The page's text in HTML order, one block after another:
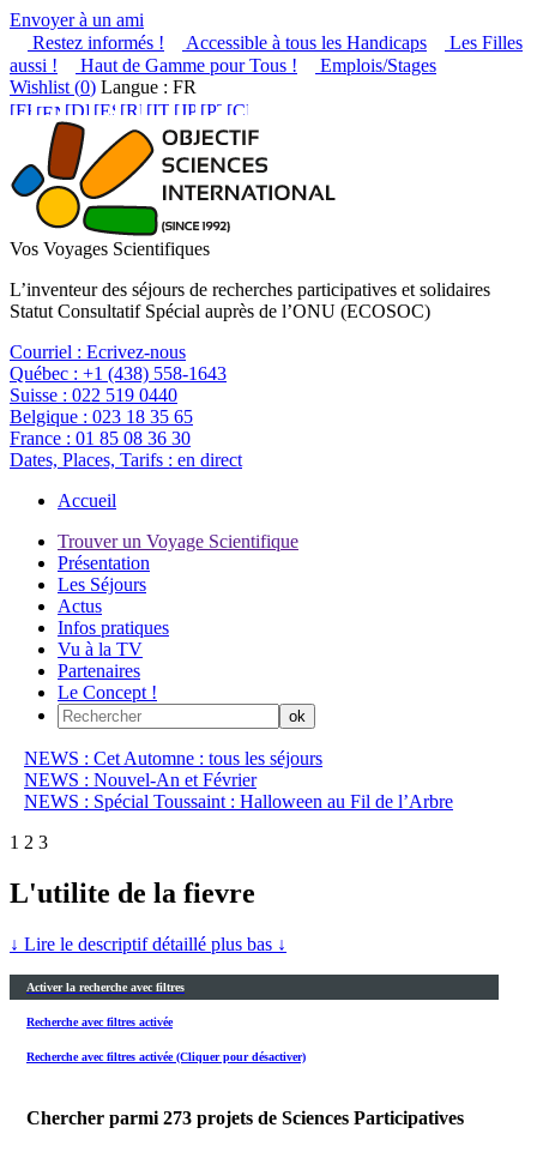
Envoyer à un ami
Restez informés !
Accessible à tous les Handicaps
Les Filles
aussi !
Haut de Gamme pour Tous !
Emplois/Stages
Wishlist (0) Langue : FR
Vos Voyages Scientifiques
L’inventeur des séjours de recherches participatives et solidaires
Statut Consultatif Spécial auprès de l’ONU (ECOSOC)
Courriel : Ecrivez-nous
Québec : +1 (438) 558-1643
Suisse : 022 519 0440
Belgique : 023 18 35 65
France : 01 85 08 36 30
Dates, Places, Tarifs : en direct
Accueil
Trouver un Voyage Scientifique
Présentation
Les Séjours
Actus
Infos pratiques
Vu à la TV
Partenaires
Le Concept !
NEWS : Cet Automne : tous les séjours
NEWS : Nouvel-An et Février
NEWS : Spécial Toussaint : Halloween au Fil de l’Arbre
1 2 3
L'utilite de la fievre
↓ Lire le descriptif détaillé plus bas ↓
Activer la recherche avec filtres
Recherche avec filtres activée
Recherche avec filtres activée (Cliquer pour désactiver)
Chercher parmi 273 projets de Sciences Participatives